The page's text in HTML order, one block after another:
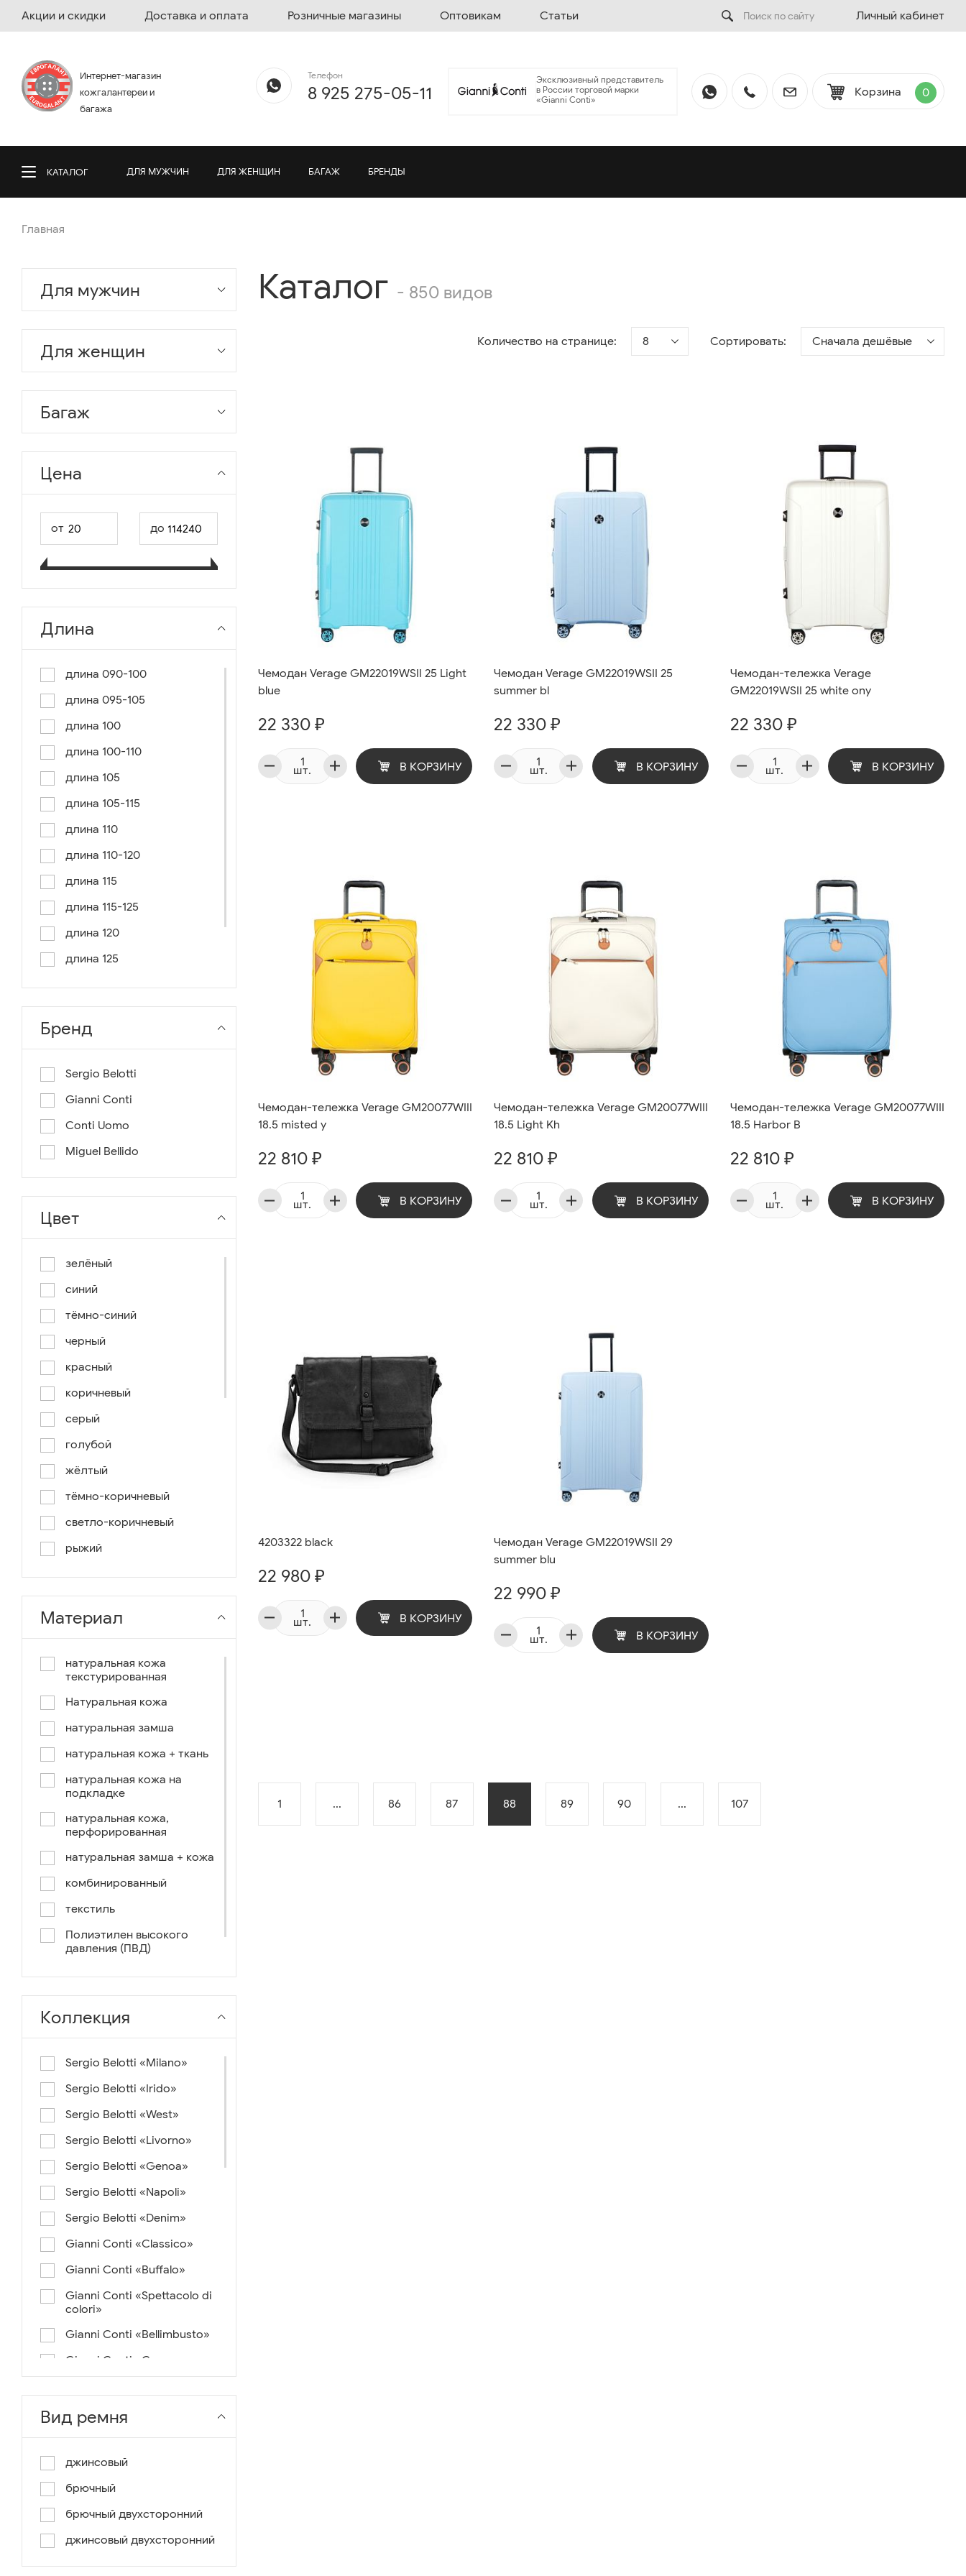
Акции и скидки Доставка и оплата Розничные магазины Оптовикам Статьи Личный кабинет
Интернет-магазин
кожгалантереи и
багажа
Телефон
8 925 275-05-11
Эксклюзивный представитель
в России торговой марки
«Gianni Conti»
Корзина 0
КАТАЛОГ ДЛЯ МУЖЧИН ДЛЯ ЖЕНЩИН БАГАЖ БРЕНДЫ
Главная
Для мужчин
Для женщин
Багаж
Цена
от до
Длина
длина 090-100
длина 095-105
длина 100
длина 100-110
длина 105
длина 105-115
длина 110
длина 110-120
длина 115
длина 115-125
длина 120
длина 125
длина 130
длина 135
Бренд
Sergio Belotti
Gianni Conti
Conti Uomo
Miguel Bellido
Цвет
зелёный
синий
тёмно-синий
черный
красный
коричневый
серый
голубой
жёлтый
тёмно-коричневый
светло-коричневый
рыжий
серо-коричневый
светло-голубой
чёрный-коричневый
комбинированный
коричнево-зеленый
коричневый-синий
коричневый/светло-
коричневый /ручное окраш.-
синий/черный
коричневый /ручное окраш.-
Материал
натуральная кожа
текстурированная
Натуральная кожа
натуральная замша
натуральная кожа + ткань
натуральная кожа на
подкладке
натуральная кожа,
перфорированная
натуральная замша + кожа
комбинированный
текстиль
Полиэтилен высокого
давления (ПВД)
нейлон+ткань
Коллекция
Sergio Belotti «Milano»
Sergio Belotti «Irido»
Sergio Belotti «West»
Sergio Belotti «Livorno»
Sergio Belotti «Genoa»
Sergio Belotti «Napoli»
Sergio Belotti «Denim»
Gianni Conti «Classico»
Gianni Conti «Buffalo»
Gianni Conti «Spettacolo di
colori»
Gianni Conti «Bellimbusto»
Gianni Conti «Corazza»
Gianni Conti «Lusso e un
pochino di colore»
Вид ремня
джинсовый
брючный
брючный двухсторонний
джинсовый двухсторонний
Каталог - 850 видов
Количество на странице: 8 Сортировать: Сначала дешёвые
Чемодан Verage GM22019WSII 25 Light
blue
22 330 ₽
шт. В КОРЗИНУ
Чемодан Verage GM22019WSII 25
summer bl
22 330 ₽
шт. В КОРЗИНУ
Чемодан-тележка Verage
GM22019WSII 25 white ony
22 330 ₽
шт. В КОРЗИНУ
Чемодан-тележка Verage GM20077WIII
18.5 misted y
22 810 ₽
шт. В КОРЗИНУ
Чемодан-тележка Verage GM20077WIII
18.5 Light Kh
22 810 ₽
шт. В КОРЗИНУ
Чемодан-тележка Verage GM20077WIII
18.5 Harbor B
22 810 ₽
шт. В КОРЗИНУ
4203322 black
22 980 ₽
шт. В КОРЗИНУ
Чемодан Verage GM22019WSII 29
summer blu
22 990 ₽
шт. В КОРЗИНУ
1 ... 86 87 88 89 90 ... 107